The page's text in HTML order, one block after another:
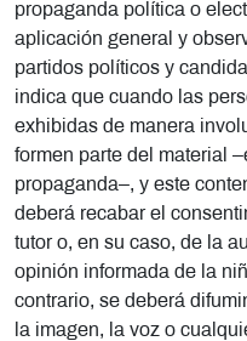
propaganda política o
aplicación general y
partidos políticos y
indica que cuando las
exhibidas de manera
formen parte del material
propaganda–, y este
deberá recabar el
tutor o, en su caso, de la
opinión informada de la
contrario, se deberá
la imagen, la voz o